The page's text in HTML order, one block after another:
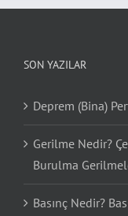
SON YAZILAR
Deprem (Bina)
Gerilme Nedir?
Burulma
Basınç Nedir?